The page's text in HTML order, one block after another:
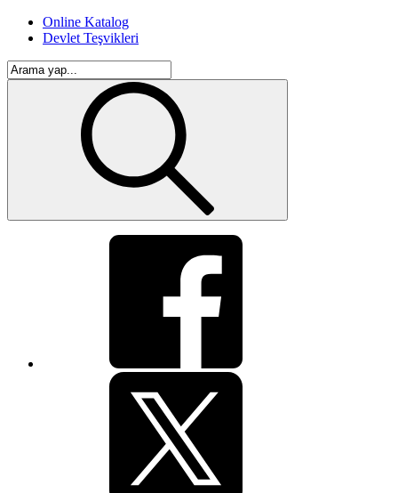
Online Katalog
Devlet Teşvikleri